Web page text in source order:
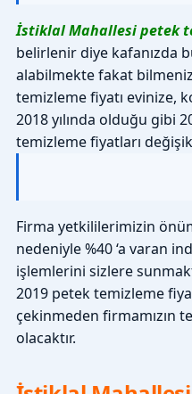
İstiklal Mahallesi petek
belirlenir diye kafanızda
alabilmekte fakat
temizleme fiyatı evinize,
2018 yılında olduğu gibi
temizleme fiyatları
Firma yetkililerimizin
nedeniyle %40 ‘a varan
işlemlerini sizlere
2019 petek temizleme
çekinmeden firmamızın
olacaktır.